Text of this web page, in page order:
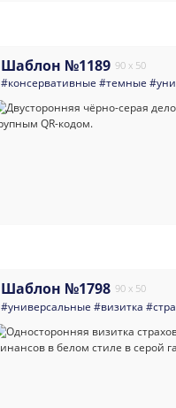
Шаблон №1189 90 x 50
#консервативные #темные
Шаблон №1798 90 x 50
#универсальные #визитка